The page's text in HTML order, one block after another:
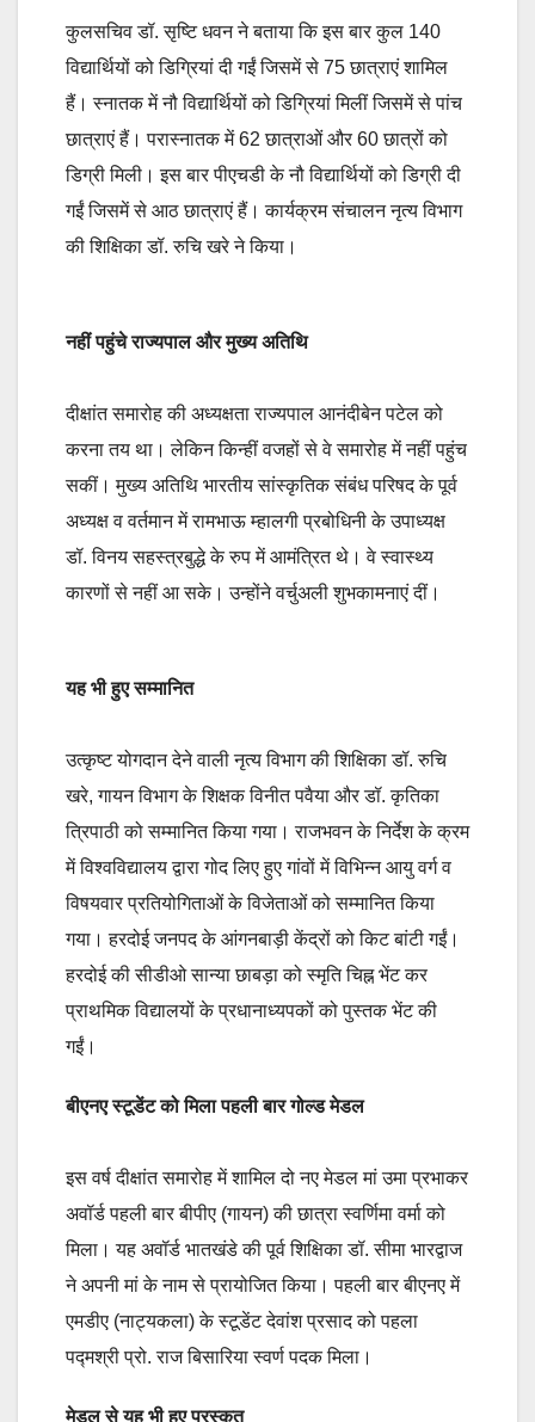
कुलसचिव डॉ. सृष्टि धवन ने बताया कि इस बार कुल 140
विद्यार्थियों को डिग्रियां दी गईं जिसमें से 75 छात्राएं शामिल
हैं। स्नातक में नौ विद्यार्थियों को डिग्रियां मिलीं जिसमें से पांच
छात्राएं हैं। परास्नातक में 62 छात्राओं और 60 छात्रों को
डिग्री मिली। इस बार पीएचडी के नौ विद्यार्थियों को डिग्री दी
गईं जिसमें से आठ छात्राएं हैं। कार्यक्रम संचालन नृत्य विभाग
की शिक्षिका डॉ. रुचि खरे ने किया।
नहीं पहुंचे राज्यपाल और मुख्य अतिथि
दीक्षांत समारोह की अध्यक्षता राज्यपाल आनंदीबेन पटेल को
करना तय था। लेकिन किन्हीं वजहों से वे समारोह में नहीं पहुंच
सकीं। मुख्य अतिथि भारतीय सांस्कृतिक संबंध परिषद के पूर्व
अध्यक्ष व वर्तमान में रामभाऊ म्हालगी प्रबोधिनी के उपाध्यक्ष
डॉ. विनय सहस्त्रबुद्धे के रुप में आमंत्रित थे। वे स्वास्थ्य
कारणों से नहीं आ सके। उन्होंने वर्चुअली शुभकामनाएं दीं।
यह भी हुए सम्मानित
उत्कृष्ट योगदान देने वाली नृत्य विभाग की शिक्षिका डॉ. रुचि
खरे, गायन विभाग के शिक्षक विनीत पवैया और डॉ. कृतिका
त्रिपाठी को सम्मानित किया गया। राजभवन के निर्देश के क्रम
में विश्वविद्यालय द्वारा गोद लिए हुए गांवों में विभिन्न आयु वर्ग व
विषयवार प्रतियोगिताओं के विजेताओं को सम्मानित किया
गया। हरदोई जनपद के आंगनबाड़ी केंद्रों को किट बांटी गईं।
हरदोई की सीडीओ सान्या छाबड़ा को स्मृति चिह्न भेंट कर
प्राथमिक विद्यालयों के प्रधानाध्यपकों को पुस्तक भेंट की
गईं।
बीएनए स्टूडेंट को मिला पहली बार गोल्ड मेडल
इस वर्ष दीक्षांत समारोह में शामिल दो नए मेडल मां उमा प्रभाकर
अवॉर्ड पहली बार बीपीए (गायन) की छात्रा स्वर्णिमा वर्मा को
मिला। यह अवॉर्ड भातखंडे की पूर्व शिक्षिका डॉ. सीमा भारद्वाज
ने अपनी मां के नाम से प्रायोजित किया। पहली बार बीएनए में
एमडीए (नाट्यकला) के स्टूडेंट देवांश प्रसाद को पहला
पद्मश्री प्रो. राज बिसारिया स्वर्ण पदक मिला।
मेडल से यह भी हुए पुरस्कृत